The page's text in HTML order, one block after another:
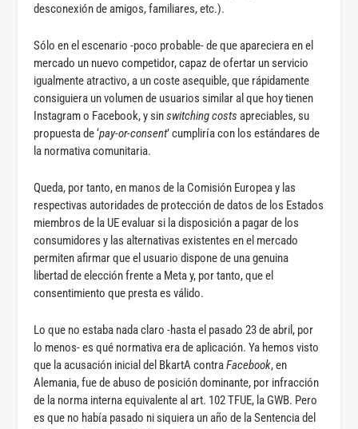
desconexión de amigos, familiares, etc.).
Sólo en el escenario -poco probable- de que apareciera en el
mercado un nuevo competidor, capaz de ofertar un servicio
igualmente atractivo, a un coste asequible, que rápidamente
consiguiera un volumen de usuarios similar al que hoy tienen
Instagram o Facebook, y sinswitching costsapreciables, su
propuesta de ‘pay-or-consent’ cumpliría con los estándares de
la normativa comunitaria.
Queda, por tanto, en manos de la Comisión Europea y las
respectivas autoridades de protección de datos de los Estados
miembros de la UE evaluar si la disposición a pagar de los
consumidores y las alternativas existentes en el mercado
permiten afirmar que el usuario dispone de una genuina
libertad de elección frente a Meta y, por tanto, que el
consentimiento que presta es válido.
Lo que no estaba nada claro -hasta el pasado 23 de abril, por
lo menos- es qué normativa era de aplicación. Ya hemos visto
que la acusación inicial del BkartA contraFacebook, en
Alemania, fue de abuso de posición dominante, por infracción
de la norma interna equivalente al art. 102 TFUE, la GWB. Pero
es que no había pasado ni siquiera un año de la Sentencia del